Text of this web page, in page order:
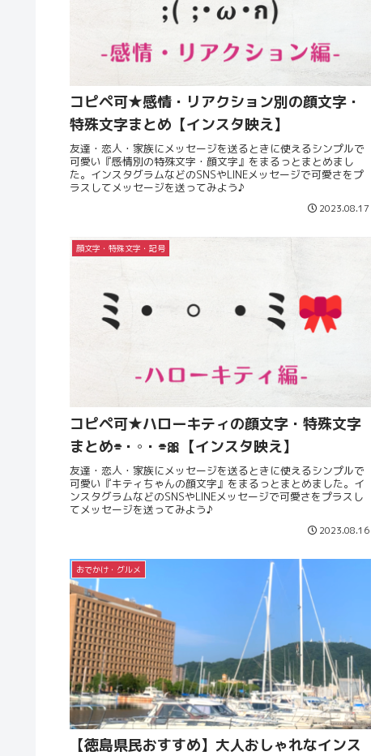
コピペ可★感情・リアクション別の顔文字・
特殊文字まとめ【インスタ映え】
友達・恋人・家族にメッセージを送るときに使えるシンプルで
可愛い『感情別の特殊文字・顔文字』をまるっとまとめまし
た。インスタグラムなどのSNSやLINEメッセージで可愛さをプ
ラスしてメッセージを送ってみよう♪
2023.08.17
顔文字・特殊文字・記号
コピペ可★ハローキティの顔文字・特殊文字
まとめ⌯・◦・⌯🎀【インスタ映え】
友達・恋人・家族にメッセージを送るときに使えるシンプルで
可愛い『キティちゃんの顔文字』をまるっとまとめました。イ
ンスタグラムなどのSNSやLINEメッセージで可愛さをプラスし
てメッセージを送ってみよう♪
2023.08.16
おでかけ・グルメ
【徳島県民おすすめ】大人おしゃれなインス